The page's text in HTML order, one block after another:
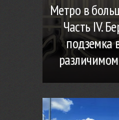
Метро в
Часть IV.
подземка